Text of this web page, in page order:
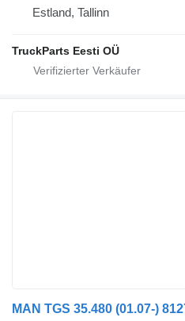
Estland, Tallinn
TruckParts Eesti OÜ